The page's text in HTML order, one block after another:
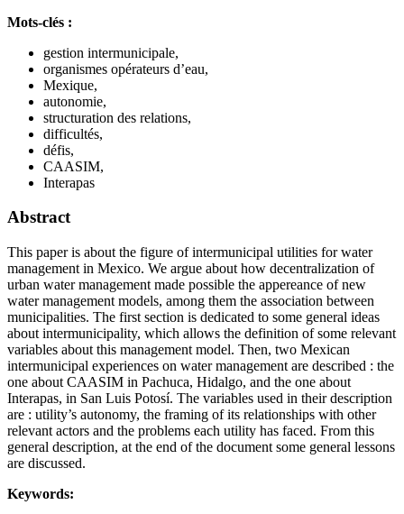
Mots-clés :
gestion intermunicipale,
organismes opérateurs d’eau,
Mexique,
autonomie,
structuration des relations,
difficultés,
défis,
CAASIM,
Interapas
Abstract
This paper is about the figure of intermunicipal utilities for water
management in Mexico. We argue about how decentralization of
urban water management made possible the appereance of new
water management models, among them the association between
municipalities. The first section is dedicated to some general ideas
about intermunicipality, which allows the definition of some relevant
variables about this management model. Then, two Mexican
intermunicipal experiences on water management are described : the
one about CAASIM in Pachuca, Hidalgo, and the one about
Interapas, in San Luis Potosí. The variables used in their description
are : utility’s autonomy, the framing of its relationships with other
relevant actors and the problems each utility has faced. From this
general description, at the end of the document some general lessons
are discussed.
Keywords: